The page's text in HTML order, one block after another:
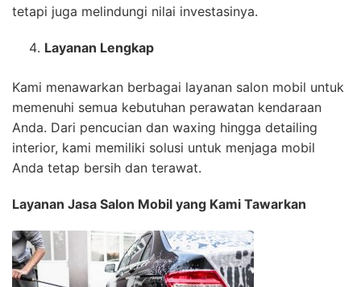
tetapi juga melindungi nilai investasinya.
Layanan Lengkap
Kami menawarkan berbagai layanan salon mobil untuk
memenuhi semua kebutuhan perawatan kendaraan
Anda. Dari pencucian dan waxing hingga detailing
interior, kami memiliki solusi untuk menjaga mobil
Anda tetap bersih dan terawat.
Layanan Jasa Salon Mobil yang Kami Tawarkan